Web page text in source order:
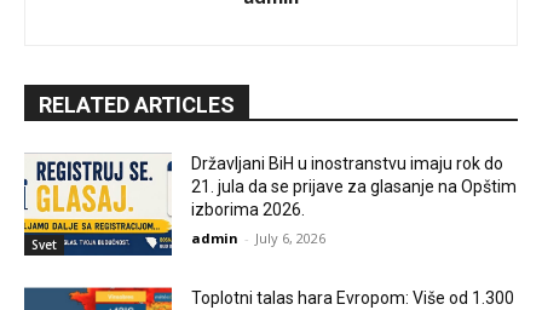
RELATED ARTICLES
Svet
Državljani BiH u inostranstvu imaju rok do
21. jula da se prijave za glasanje na Opštim
izborima 2026.
admin - July 6, 2026
Toplotni talas hara Evropom: Više od 1.300